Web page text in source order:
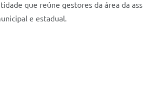
que reúne gestores da área da
e estadual.